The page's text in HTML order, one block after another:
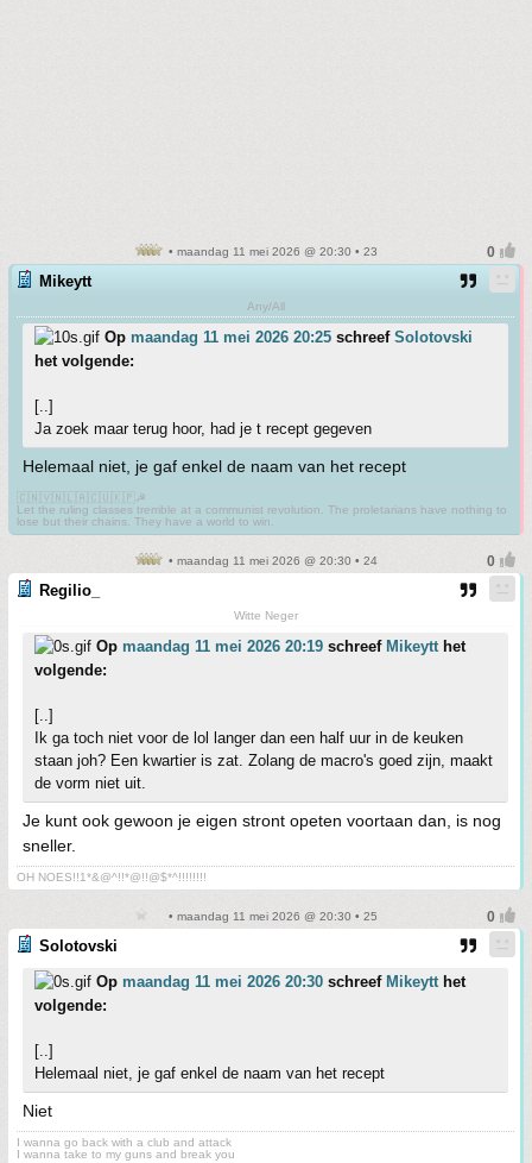
• maandag 11 mei 2026 @ 20:30 • 23
Mikeytt
Any/All
Op maandag 11 mei 2026 20:25 schreef Solotovski
het volgende:
[..]
Ja zoek maar terug hoor, had je t recept gegeven
Helemaal niet, je gaf enkel de naam van het recept
🇨🇳🇻🇳🇱🇦🇨🇺🇰🇵☭
Let the ruling classes tremble at a communist revolution. The proletarians have nothing to
lose but their chains. They have a world to win.
• maandag 11 mei 2026 @ 20:30 • 24
Regilio_
Witte Neger
Op maandag 11 mei 2026 20:19 schreef Mikeytthet
volgende:
[..]
Ik ga toch niet voor de lol langer dan een half uur in de keuken
staan joh? Een kwartier is zat. Zolang de macro's goed zijn, maakt
de vorm niet uit.
Je kunt ook gewoon je eigen stront opeten voortaan dan, is nog
sneller.
OH NOES!!1*&@^!!*@!!@$*^!!!!!!!!
• maandag 11 mei 2026 @ 20:30 • 25
Solotovski
Op maandag 11 mei 2026 20:30 schreef Mikeytthet
volgende:
[..]
Helemaal niet, je gaf enkel de naam van het recept
Niet
I wanna go back with a club and attack
I wanna take to my guns and break you